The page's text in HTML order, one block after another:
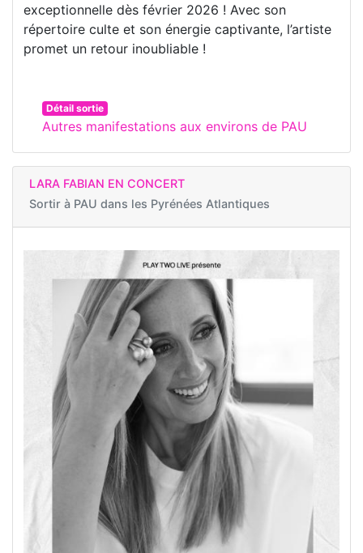
exceptionnelle dès février 2026 ! Avec son
répertoire culte et son énergie captivante, l’artiste
promet un retour inoubliable !
Détail sortie
Autres manifestations aux environs de PAU
LARA FABIAN EN CONCERT
Sortir à PAU dans les Pyrénées Atlantiques